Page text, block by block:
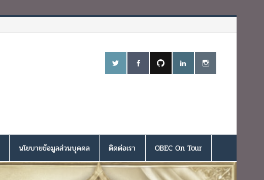
นโยบายข้อมูลส่วนบุคคล ติดต่อเรา OBEC On Tour